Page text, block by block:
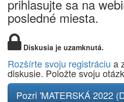
prihlasujte sa na
posledné miesta.
Diskusia je uzamknutá.
Rozšírte svoju registráciu a
diskusie. Položte svoju
Pozri 'MATERSKÁ 2022